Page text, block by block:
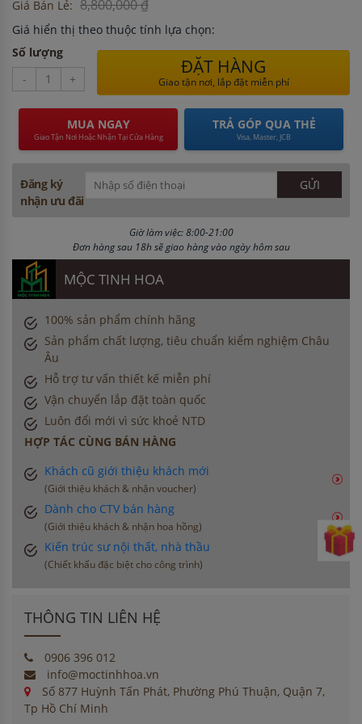
Giá Bán Lẻ: 8,800,000 ₫
Giá hiển thị theo thuộc tính lựa chọn:
Số lượng
-
+
ĐẶT HÀNG
Giao tận nơi, lắp đặt miễn phí
MUA NGAY
Giao Tận Nơi Hoặc Nhận Tại Cửa Hàng
TRẢ GÓP QUA THẺ
Visa, Master, JCB
Đăng ký
nhận ưu đãi
Giờ làm việc: 8:00-21:00
Đơn hàng sau 18h sẽ giao hàng vào ngày hôm sau
MỘC TINH HOA
100% sản phẩm chính hãng
Sản phẩm chất lượng, tiêu chuẩn kiểm nghiệm Châu
Âu
Hỗ trợ tư vấn thiết kế miễn phí
Vận chuyển lắp đặt toàn quốc
Luôn đổi mới vì sức khoẻ NTD
HỢP TÁC CÙNG BÁN HÀNG
Khách cũ giới thiệu khách mới
(Giới thiệu khách & nhận voucher)
Dành cho CTV bán hàng
(Giới thiệu khách & nhận hoa hồng)
Kiến trúc sư nội thất, nhà thầu
(Chiết khấu đặc biệt cho công trình)
THÔNG TIN LIÊN HỆ
0906 396 012
info@moctinhhoa.vn
Số 877 Huỳnh Tấn Phát, Phường Phú Thuận, Quận 7,
Tp Hồ Chí Minh